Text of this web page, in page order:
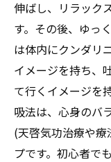
療法)を
気功治療
のモチベ
効率的
慣化する
気功治
取り入
伸ばし、リラック
す。その後、ゆっ
は体内にクンダリ
イメージを持ち、
て行くイメージを
吸法は、心身のバ
(天啓気功治療や
プです。初心者で